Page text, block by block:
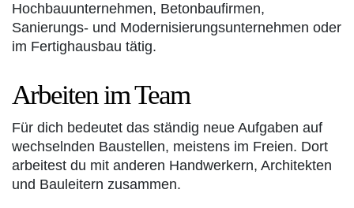
Hochbauunternehmen, Betonbaufirmen,
Sanierungs- und Modernisierungsunternehmen oder
im Fertighausbau tätig.
Arbeiten im Team
Für dich bedeutet das ständig neue Aufgaben auf
wechselnden Baustellen, meistens im Freien. Dort
arbeitest du mit anderen Handwerkern, Architekten
und Bauleitern zusammen.